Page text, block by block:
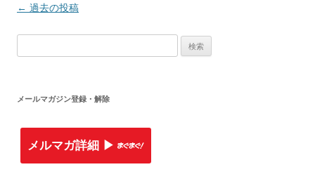
投稿ナビゲーション
← 過去の投稿
メールマガジン登録・解除
メルマガ詳細 ▶︎